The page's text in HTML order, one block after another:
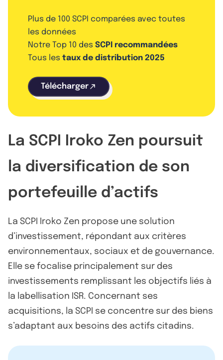
Plus de 100 SCPI comparées avec toutes
les données
Notre Top 10 des SCPI recommandées
Tous les taux de distribution 2025
Télécharger
La SCPI Iroko Zen poursuit
la diversification de son
portefeuille d’actifs
La SCPI Iroko Zen propose une solution
d’investissement, répondant aux critères
environnementaux, sociaux et de gouvernance.
Elle se focalise principalement sur des
investissements remplissant les objectifs liés à
la labellisation ISR. Concernant ses
acquisitions, la SCPI se concentre sur des biens
s’adaptant aux besoins des actifs citadins.